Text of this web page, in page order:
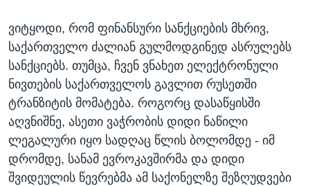
ვიტყოდი, რომ ფინანსური სანქციების მხრივ,
საქართველო ძალიან გულმოდგინედ ასრულებს
სანქციებს. თუმცა, ჩვენ ვნახეთ ელექტრონული
ნივთების საქართველოს გავლით რუსეთში
ტრანზიტის მომატება. როგორც დასაწყისში
აღვნიშნე, ასეთი ვაჭრობის დიდი ნაწილი
ლეგალური იყო სადღაც წლის ბოლომდე - იმ
დრომდე, სანამ ევროკავშირმა და დიდი
შვიდეულის წევრებმა ამ საქონელზე შეზღუდვები